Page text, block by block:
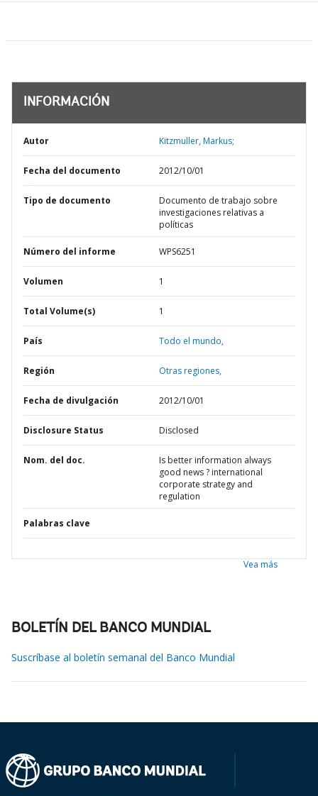
INFORMACIÓN
Autor Kitzmuller, Markus;
Fecha del documento 2012/10/01
Tipo de documento
Documento de trabajo sobre
investigaciones relativas a
políticas
Número del informe WPS6251
Volumen 1
Total Volume(s) 1
País Todo el mundo,
Región Otras regiones,
Fecha de divulgación 2012/10/01
Disclosure Status Disclosed
Nom. del doc.
Is better information always
good news ? international
corporate strategy and
regulation
Palabras clave
Vea más
BOLETÍN DEL BANCO MUNDIAL
Suscríbase al boletín semanal del Banco Mundial